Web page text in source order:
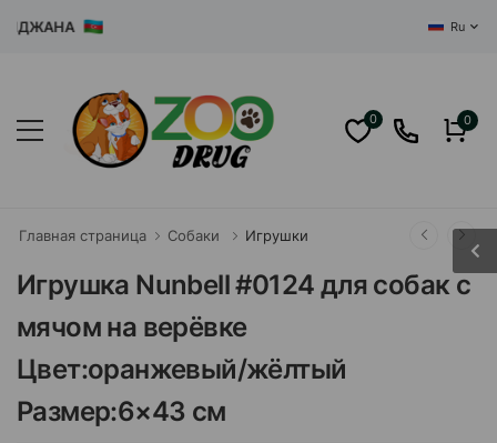
Ru
0 0
Главная страница Собаки Игрушки
Игрушка Nunbell #0124 для собак с
мячом на верёвке
Цвет:оранжевый/жёлтый
Размер:6×43 см